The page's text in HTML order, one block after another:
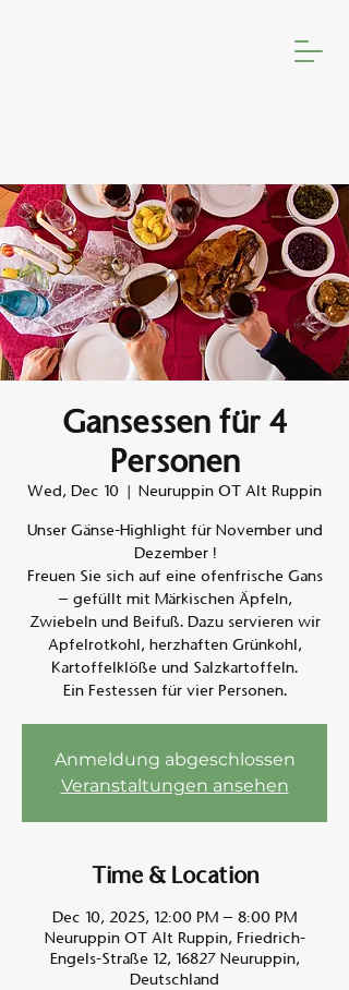
Gansessen für 4
Personen
Wed, Dec 10
  |
Neuruppin OT Alt Ruppin
Unser Gänse-Highlight für November und
Dezember !
Freuen Sie sich auf eine ofenfrische Gans
– gefüllt mit Märkischen Äpfeln,
Zwiebeln und Beifuß. Dazu servieren wir
Apfelrotkohl, herzhaften Grünkohl,
Kartoffelklöße und Salzkartoffeln.
Ein Festessen für vier Personen.
Anmeldung abgeschlossen
Veranstaltungen ansehen
Time & Location
Dec 10, 2025, 12:00 PM – 8:00 PM
Neuruppin OT Alt Ruppin, Friedrich-
Engels-Straße 12, 16827 Neuruppin,
Deutschland